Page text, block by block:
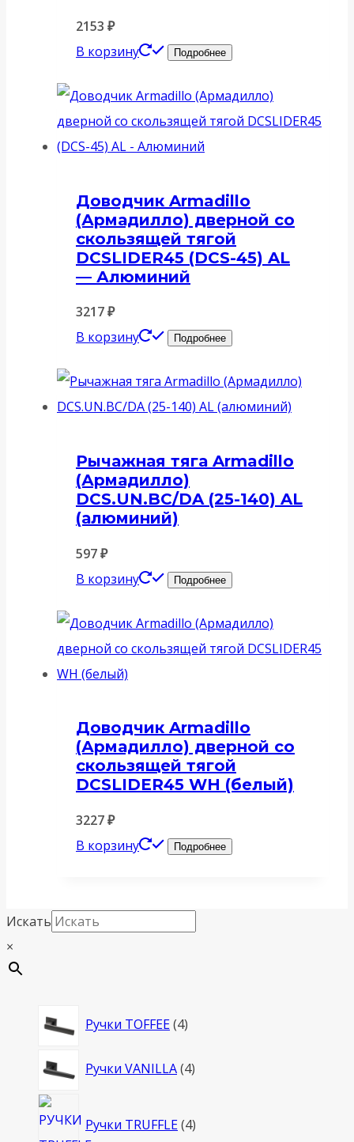
2153 ₽
В корзину
Подробнее
Доводчик Armadillo
(Армадилло) дверной со
скользящей тягой
DCSLIDER45 (DCS-45) AL
— Алюминий
3217₽
В корзину
Подробнее
Рычажная тяга Armadillo
(Армадилло)
DCS.UN.BC/DA (25-140) AL
(алюминий)
597₽
В корзину
Подробнее
Доводчик Armadillo
(Армадилло) дверной со
скользящей тягой
DCSLIDER45 WH (белый)
3227₽
В корзину
Подробнее
Искать
×
Ручки TOFFEE 44
Ручки VANILLA 44
Ручки TRUFFLE 4товара